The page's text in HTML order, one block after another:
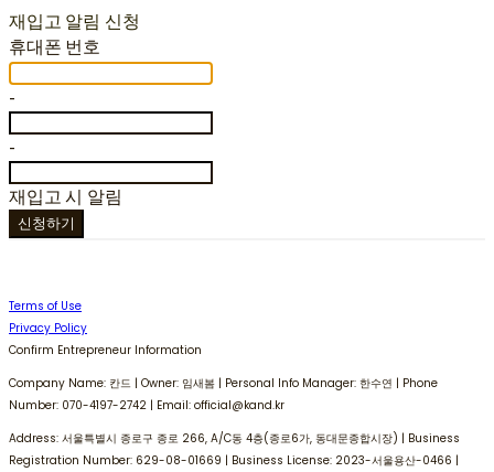
재입고 알림 신청
휴대폰 번호
-
-
재입고 시 알림
신청하기
Terms of Use
Privacy Policy
Confirm Entrepreneur Information
Company Name: 칸드 | Owner: 임새봄 | Personal Info Manager: 한수연 | Phone
Number: 070-4197-2742 | Email: official@kand.kr
Address: 서울특별시 종로구 종로 266, A/C동 4층(종로6가, 동대문종합시장) | Business
Registration Number: 629-08-01669 | Business License: 2023-서울용산-0466 |